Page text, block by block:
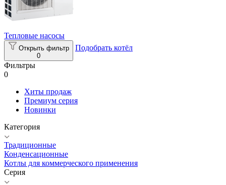
Тепловые насосы
Открыть фильтр
0
Подобрать котёл
Фильтры
0
Хиты продаж
Премиум серия
Новинки
Категория
Традиционные
Конденсационные
Котлы для коммерческого применения
Серия